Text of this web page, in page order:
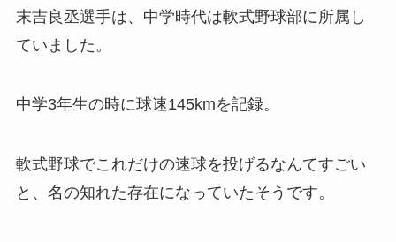
末吉良丞選手は、中学時代は軟式野球部に所属し
ていました。
中学3年生の時に球速145kmを記録。
軟式野球でこれだけの速球を投げるなんてすごい
と、名の知れた存在になっていたそうです。